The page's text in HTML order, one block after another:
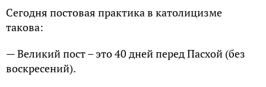
Сегодня постовая практика в католицизме
такова:
— Великий пост – это 40 дней перед Пасхой (без
воскресений).